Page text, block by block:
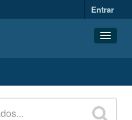
Entrar